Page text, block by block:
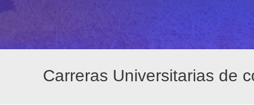
Carreras Universitarias de